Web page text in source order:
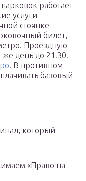
работает
услуги
стоянке
билет,
Проездную
же день до 21.30.
. В противном
базовый
который
«Право на